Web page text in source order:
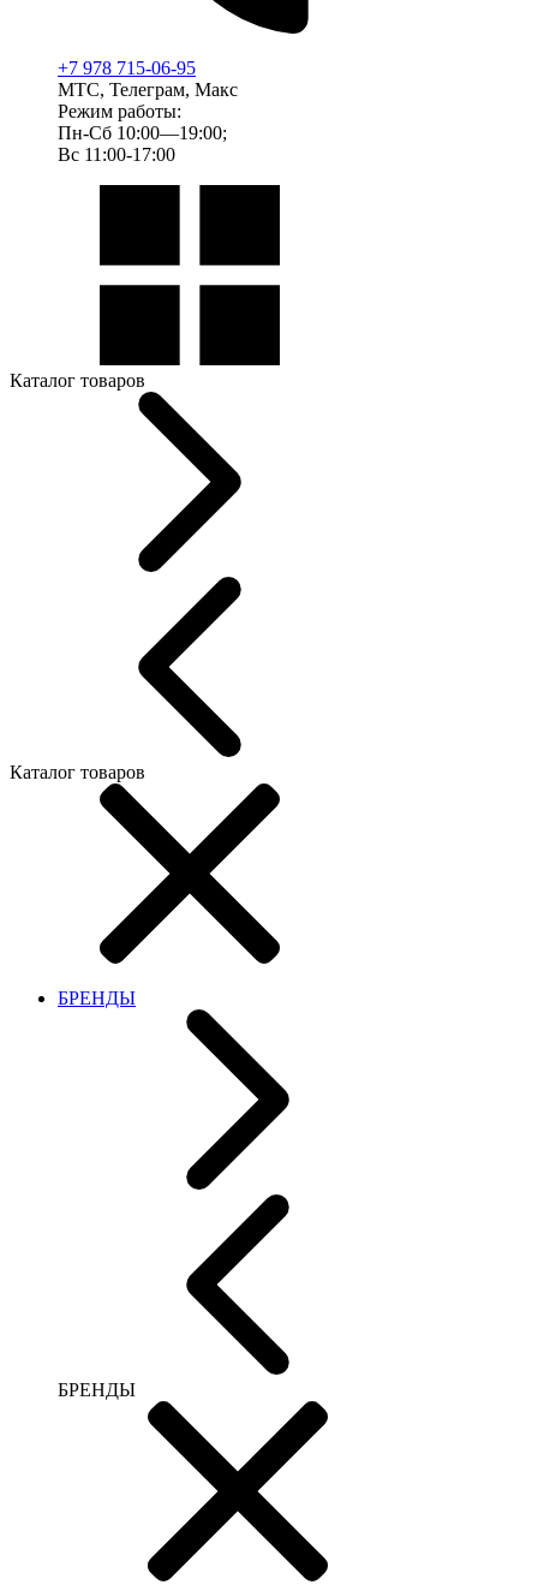
+7 978 715-06-95
МТС, Телеграм, Макс
Режим работы:
Пн-Сб 10:00—19:00;
Вс 11:00-17:00
Каталог товаров
Каталог товаров
БРЕНДЫ
БРЕНДЫ